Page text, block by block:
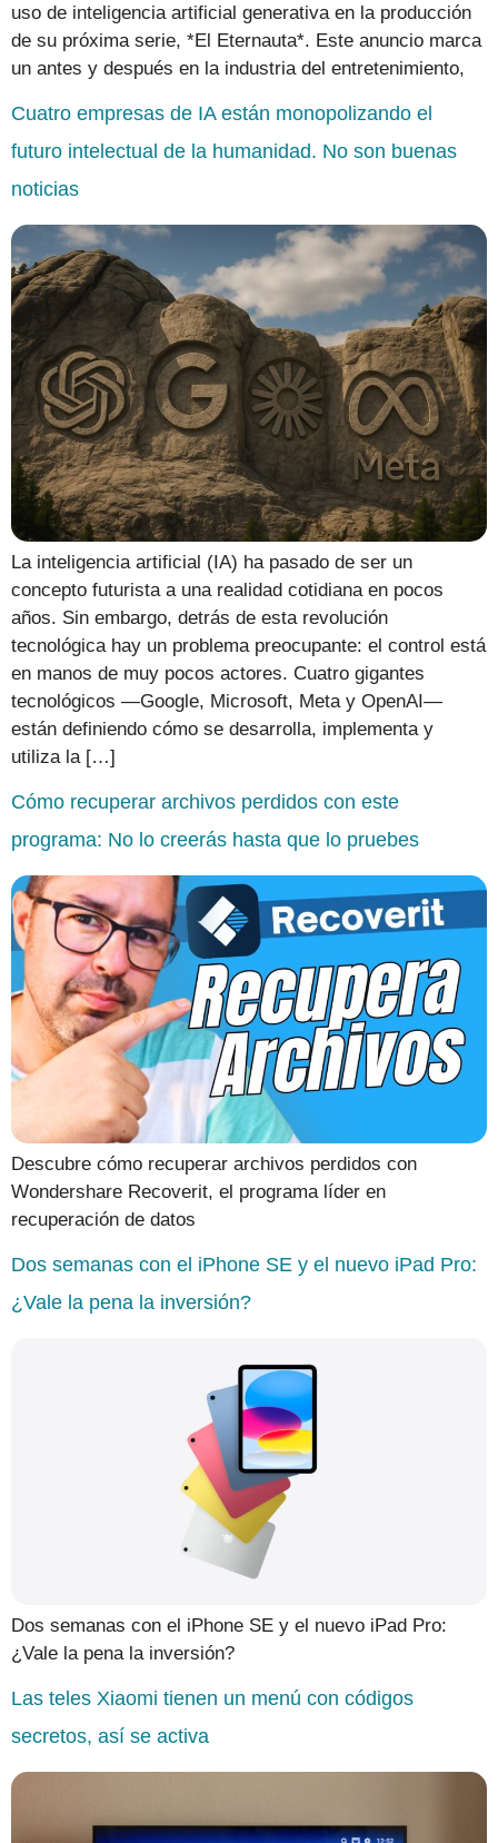
uso de inteligencia artificial generativa en la producción
de su próxima serie, *El Eternauta*. Este anuncio marca
un antes y después en la industria del entretenimiento,
Cuatro empresas de IA están monopolizando el
futuro intelectual de la humanidad. No son buenas
noticias
La inteligencia artificial (IA) ha pasado de ser un
concepto futurista a una realidad cotidiana en pocos
años. Sin embargo, detrás de esta revolución
tecnológica hay un problema preocupante: el control está
en manos de muy pocos actores. Cuatro gigantes
tecnológicos —Google, Microsoft, Meta y OpenAI—
están definiendo cómo se desarrolla, implementa y
utiliza la […]
Cómo recuperar archivos perdidos con este
programa: No lo creerás hasta que lo pruebes
Descubre cómo recuperar archivos perdidos con
Wondershare Recoverit, el programa líder en
recuperación de datos
Dos semanas con el iPhone SE y el nuevo iPad Pro:
¿Vale la pena la inversión?
Dos semanas con el iPhone SE y el nuevo iPad Pro:
¿Vale la pena la inversión?
Las teles Xiaomi tienen un menú con códigos
secretos, así se activa